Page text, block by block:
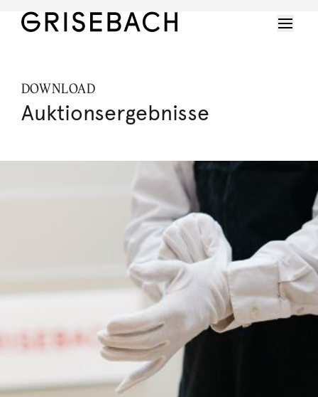
DOWNLOAD
Auktionsergebnisse